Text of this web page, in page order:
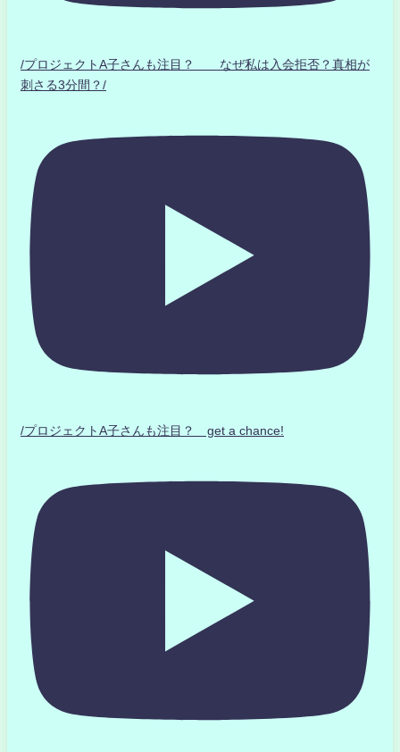
/プロジェクトA子さんも注目？ なぜ私は入会拒否？真相が
刺さる3分間？/
/プロジェクトA子さんも注目？ get a chance!